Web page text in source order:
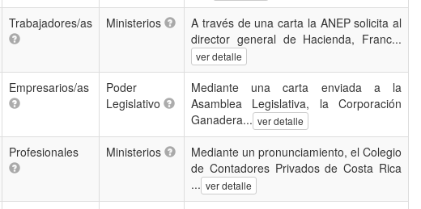
Trabajadores/as Ministerios
A través de una carta la ANEP solicita al
director general de Hacienda, Franc...
ver detalle
Empresarios/as
Poder
Legislativo
Mediante una carta enviada a la
Asamblea Legislativa, la Corporación
Ganadera... ver detalle
Profesionales Ministerios
Mediante un pronunciamiento, el Colegio
de Contadores Privados de Costa Rica
... ver detalle